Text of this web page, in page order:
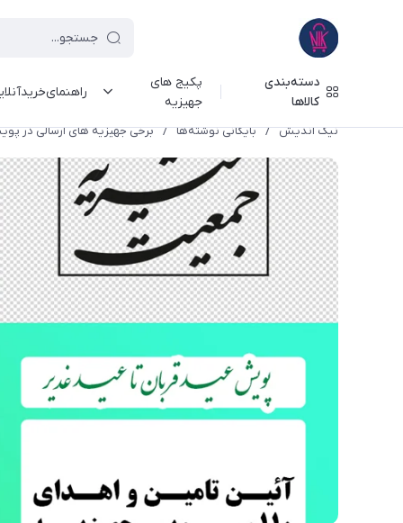
دسته‌بندی
کالاها
پکیج های
جهیزیه
نیک اندیش / بایگانی نوشته‌ها / برخی جهیزیه های ارسالی در